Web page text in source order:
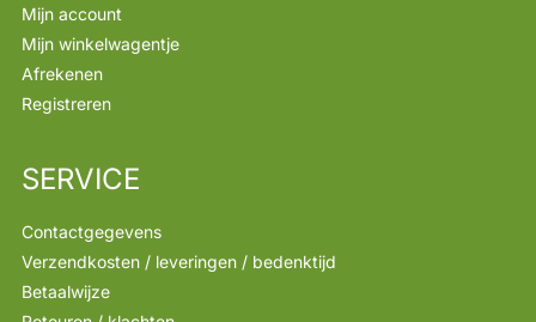
Mijn account
Mijn winkelwagentje
Afrekenen
Registreren
SERVICE
Contactgegevens
Verzendkosten / leveringen / bedenktijd
Betaalwijze